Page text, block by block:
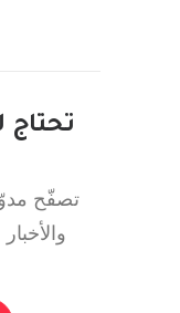
تحتاج
تصفّح